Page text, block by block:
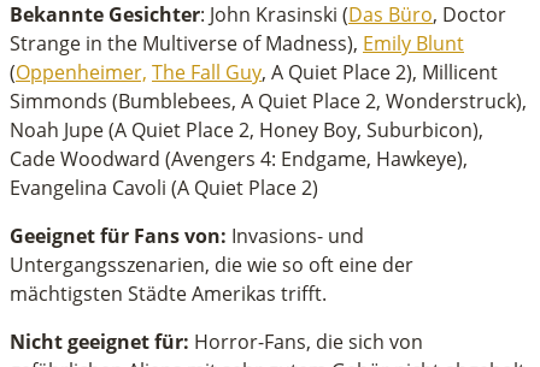
Bekannte Gesichter: John Krasinski (Das Büro, Doctor
Strange in the Multiverse of Madness), Emily Blunt
(Oppenheimer, The Fall Guy, A Quiet Place 2), Millicent
Simmonds (Bumblebees, A Quiet Place 2, Wonderstruck),
Noah Jupe (A Quiet Place 2, Honey Boy, Suburbicon),
Cade Woodward (Avengers 4: Endgame, Hawkeye),
Evangelina Cavoli (A Quiet Place 2)
Geeignet für Fans von: Invasions- und
Untergangsszenarien, die wie so oft eine der
mächtigsten Städte Amerikas trifft.
Nicht geeignet für: Horror-Fans, die sich von